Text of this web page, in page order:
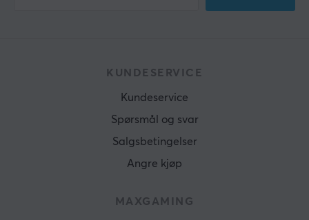
KUNDESERVICE
Kundeservice
Spørsmål og svar
Salgsbetingelser
Angre kjøp
MAXGAMING